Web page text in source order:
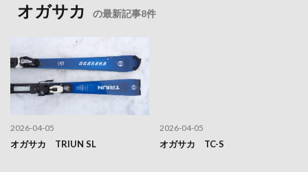
オガサカ の最新記事8件
2026-04-05
オガサカ TRIUN SL
2026-04-05
オガサカ TC-S